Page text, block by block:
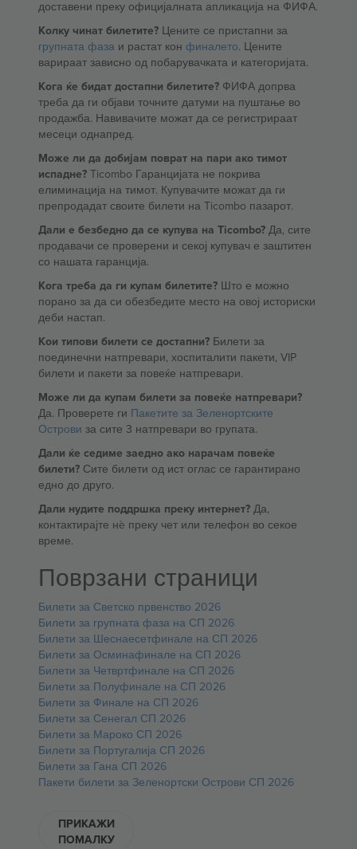
доставени преку официјалната апликација на ФИФА.
Колку чинат билетите? Цените се пристапни за
групната фаза и растат кон финалето. Цените
варираат зависно од побарувачката и категоријата.
Кога ќе бидат достапни билетите? ФИФА допрва
треба да ги објави точните датуми на пуштање во
продажба. Навивачите можат да се регистрираат
месеци однапред.
Може ли да добијам поврат на пари ако тимот
испадне? Ticombo Гаранцијата не покрива
елиминација на тимот. Купувачите можат да ги
препродадат своите билети на Ticombo пазарот.
Дали е безбедно да се купува на Ticombo? Да, сите
продавачи се проверени и секој купувач е заштитен
со нашата гаранција.
Кога треба да ги купам билетите? Што е можно
порано за да си обезбедите место на овој историски
деби настап.
Кои типови билети се достапни? Билети за
поединечни натпревари, хоспиталити пакети, VIP
билети и пакети за повеќе натпревари.
Може ли да купам билети за повеќе натпревари?
Да. Проверете ги Пакетите за Зеленортските
Острови за сите 3 натпревари во групата.
Дали ќе седиме заедно ако нарачам повеќе
билети? Сите билети од ист оглас се гарантирано
едно до друго.
Дали нудите поддршка преку интернет? Да,
контактирајте нè преку чет или телефон во секое
време.
Поврзани страници
Билети за Светско првенство 2026
Билети за групната фаза на СП 2026
Билети за Шеснаесетфинале на СП 2026
Билети за Осминафинале на СП 2026
Билети за Четвртфинале на СП 2026
Билети за Полуфинале на СП 2026
Билети за Финале на СП 2026
Билети за Сенегал СП 2026
Билети за Мароко СП 2026
Билети за Португалија СП 2026
Билети за Гана СП 2026
Пакети билети за Зеленортски Острови СП 2026
ПРИКАЖИ
ПОМАЛКУ